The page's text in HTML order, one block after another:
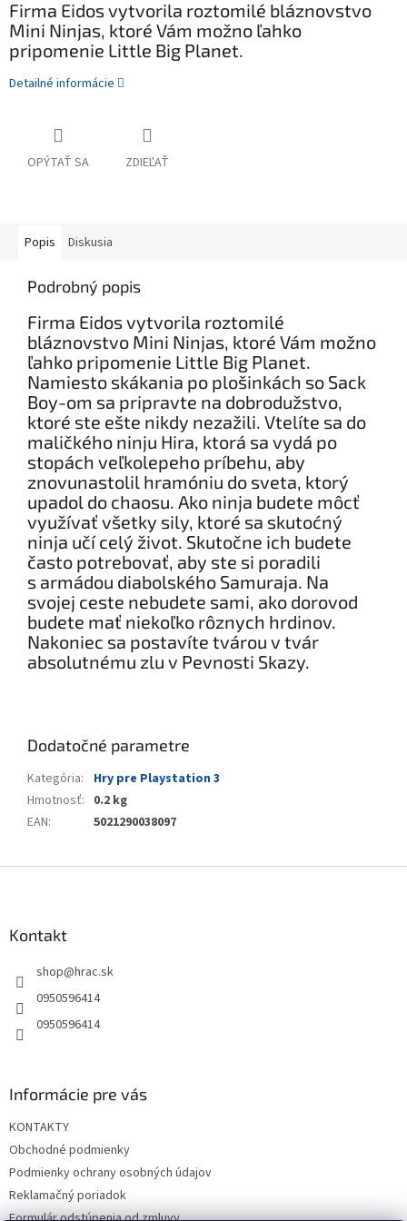
Firma Eidos vytvorila roztomilé bláznovstvo
Mini Ninjas, ktoré Vám možno ľahko
pripomenie Little Big Planet.
Detailné informácie
OPÝTAŤ SA ZDIEĽAŤ
Popis Diskusia
Podrobný popis
Firma Eidos vytvorila roztomilé
bláznovstvo Mini Ninjas, ktoré Vám možno
ľahko pripomenie Little Big Planet.
Namiesto skákania po plošinkách so Sack
Boy-om sa pripravte na dobrodužstvo,
ktoré ste ešte nikdy nezažili. Vtelíte sa do
maličkého ninju Hira, ktorá sa vydá po
stopách veľkolepeho príbehu, aby
znovunastolil hramóniu do sveta, ktorý
upadol do chaosu. Ako ninja budete môcť
využívať všetky sily, ktoré sa skutoćný
ninja učí celý život. Skutočne ich budete
často potrebovať, aby ste si poradili
s armádou diabolského Samuraja. Na
svojej ceste nebudete sami, ako dorovod
budete mať niekoľko rôznych hrdinov.
Nakoniec sa postavíte tvárou v tvár
absolutnému zlu v Pevnosti Skazy.
Dodatočné parametre
Kategória:
Hry pre Playstation 3
Hmotnosť: 0.2 kg
EAN: 5021290038097
Kontakt
shop@hrac.sk
0950596414
0950596414
Informácie pre vás
KONTAKTY
Obchodné podmienky
Podmienky ochrany osobných údajov
Reklamačný poriadok